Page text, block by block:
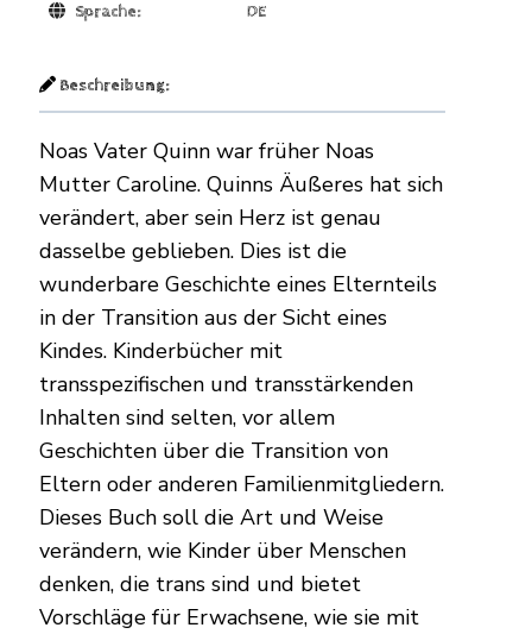
Sprache: DE
Beschreibung:
Noas Vater Quinn war früher Noas
Mutter Caroline. Quinns Äußeres hat sich
verändert, aber sein Herz ist genau
dasselbe geblieben. Dies ist die
wunderbare Geschichte eines Elternteils
in der Transition aus der Sicht eines
Kindes. Kinderbücher mit
transspezifischen und transstärkenden
Inhalten sind selten, vor allem
Geschichten über die Transition von
Eltern oder anderen Familienmitgliedern.
Dieses Buch soll die Art und Weise
verändern, wie Kinder über Menschen
denken, die trans sind und bietet
Vorschläge für Erwachsene, wie sie mit